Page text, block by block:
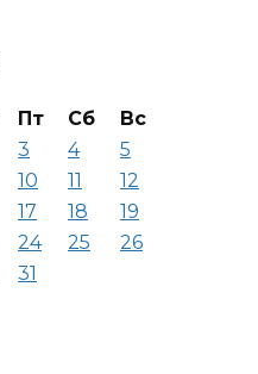
Пт Сб
Вс
3 4
5
10 11
12
17 18
19
24 25
26
31